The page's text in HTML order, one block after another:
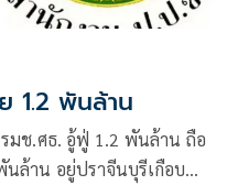
1.2 พันล้าน
มช.ศธ. อู้ฟู่ 1.2 พันล้าน ถือ
ล้าน อยู่ปราจีนบุรีเกือบ